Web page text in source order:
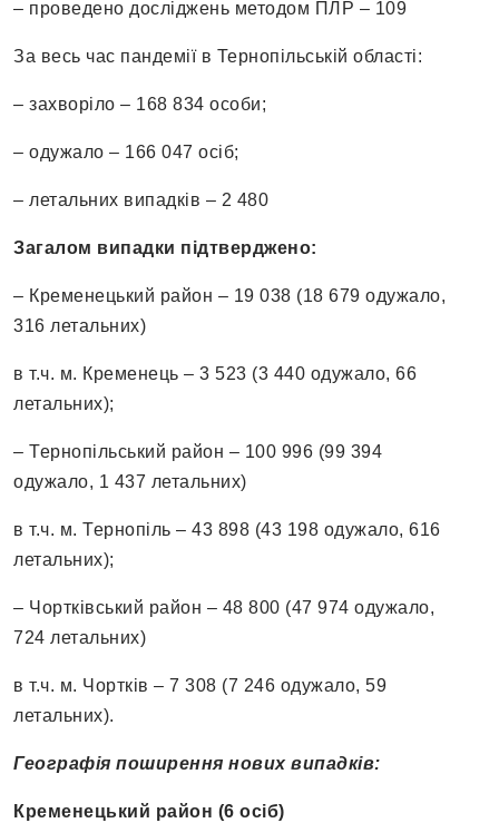
– проведено досліджень методом ПЛР – 109
За весь час пандемії в Тернопільській області:
– захворіло – 168 834 особи;
– одужало – 166 047 осіб;
– летальних випадків – 2 480
Загалом випадки підтверджено:
– Кременецький район – 19 038 (18 679 одужало,
316 летальних)
в т.ч. м. Кременець – 3 523 (3 440 одужало, 66
летальних);
– Тернопільський район – 100 996 (99 394
одужало, 1 437 летальних)
в т.ч. м. Тернопіль – 43 898 (43 198 одужало, 616
летальних);
– Чортківський район – 48 800 (47 974 одужало,
724 летальних)
в т.ч. м. Чортків – 7 308 (7 246 одужало, 59
летальних).
Географія поширення нових випадків:
Кременецький район (6 осіб)